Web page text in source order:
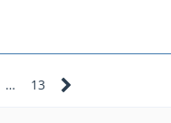
… 13